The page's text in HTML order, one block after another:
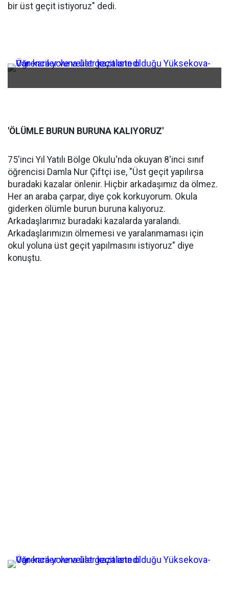
bir üst geçit istiyoruz" dedi.
'ÖLÜMLE BURUN BURUNA KALIYORUZ'
75'inci Yıl Yatılı Bölge Okulu'nda okuyan 8'inci sınıf
öğrencisi Damla Nur Çiftçi ise, "Üst geçit yapılırsa
buradaki kazalar önlenir. Hiçbir arkadaşımız da ölmez.
Her an araba çarpar, diye çok korkuyorum. Okula
giderken ölümle burun buruna kalıyoruz.
Arkadaşlarımız buradaki kazalarda yaralandı.
Arkadaşlarımızın ölmemesi ve yaralanmaması için
okul yoluna üst geçit yapılmasını istiyoruz" diye
konuştu.